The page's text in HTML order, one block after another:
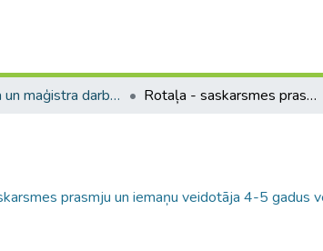
Bakalaura un maģistra darbi (PPMF) / Bachelor's and Master's theses Rotaļa - saskarsmes prasmju un iemaņu veidotāja 4-5 gadus veciem bērniem
prasmju un iemaņu veidotāja 4-5 gadus